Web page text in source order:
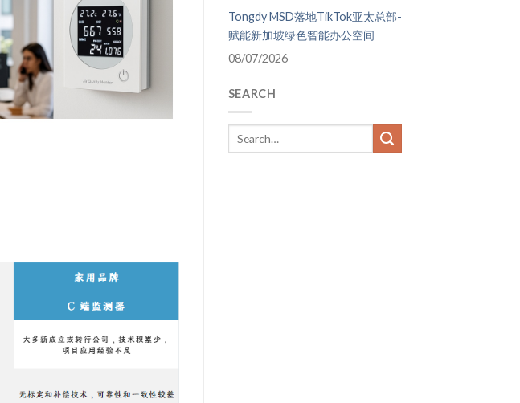
Tongdy MSD落地TikTok亚太总部-
赋能新加坡绿色智能办公空间
08/07/2026
SEARCH